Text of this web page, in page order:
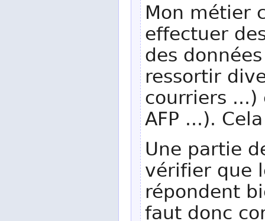
Mon métier
effectuer
des
ressortir
courriers ...)
AFP ...).
Une partie
vérifier que
répondent
faut donc